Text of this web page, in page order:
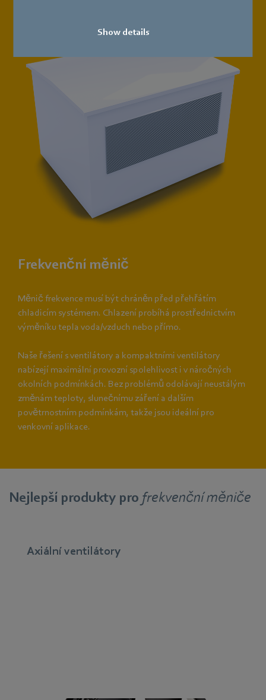
Show details
Frekvenční měnič
Měnič frekvence musí být chráněn před přehřátím
chladicím systémem. Chlazení probíhá prostřednictvím
výměníku tepla voda/vzduch nebo přímo.
Naše řešení s ventilátory a kompaktními ventilátory
nabízejí maximální provozní spolehlivost i v náročných
okolních podmínkách. Bez problémů odolávají neustálým
změnám teploty, slunečnímu záření a dalším
povětrnostním podmínkám, takže jsou ideální pro
venkovní aplikace.
Nejlepší produkty pro frekvenční měniče
Axiální ventilátory